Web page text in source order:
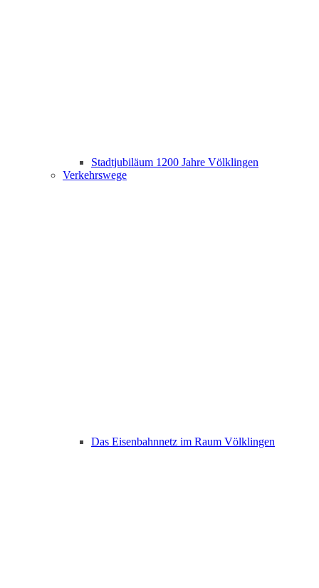
Stadtjubiläum 1200 Jahre Völklingen
Verkehrswege
Das Eisenbahnnetz im Raum Völklingen